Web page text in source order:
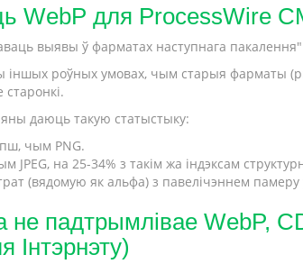
WebP для ProcessWire
выявы ў фарматах наступнага
іншых роўных умовах, чым старыя фарматы
даюць такую статыстыку:
чым PNG.
JPEG, на 25-34% з такім жа індэксам
(вядомую як альфа) з павелічэннем памеру
не падтрымлівае WebP,
Інтэрнэту)